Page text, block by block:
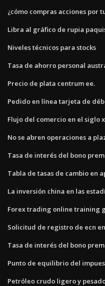
¿cómo compras acciones por
Libra al gráfico de rupia
Niveles técnicos para stocks
Tasa de ahorro personal
Precio de plata centrum ee.
Pedido en línea tarjeta de
Flujo del comercio en el siglo
No se abren operaciones a
Tasa de interés del bono
Tabla de tasas de cambio en
La inversión china en las
Forex trading online training
Solicitud de registro de ecn
Tasa de interés del bono
Punto de equilibrio del
Petróleo crudo ligero y